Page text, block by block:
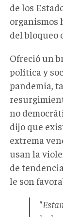
de los
organismos
del bloqueo
Ofreció un
política y
pandemia,
no
dijo que
extrema
usan la
de
le son